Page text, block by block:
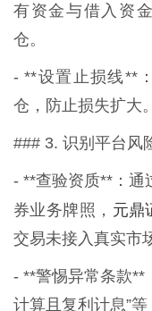
有资金与借入资
仓。
- **设置止损线**
仓，防止损失扩大。
### 3. 识别平台风
- **查验资质**：通
券业务牌照， 元鼎
交易未接入真实市
- **警惕异常条款**
计算且复利计息”等